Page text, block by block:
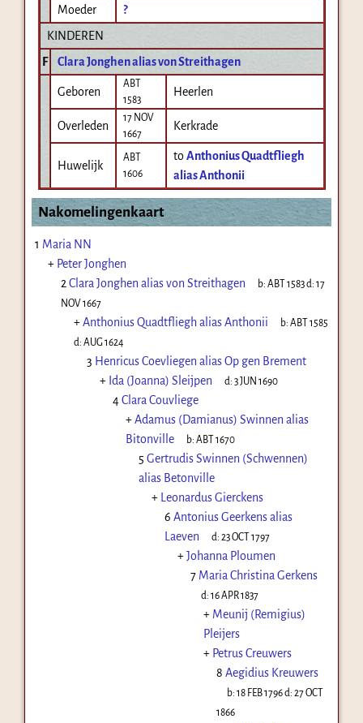
Moeder
?
KINDEREN
F
Clara Jonghen alias von Streithagen
Geboren
ABT
1583
Heerlen
Overleden
17 NOV
1667
Kerkrade
Huwelijk
ABT
1606
toAnthonius Quadtfliegh
alias Anthonii
Nakomelingenkaart
1 Maria NN
+ Peter Jonghen
2 Clara Jonghen alias von Streithagen b:ABT 1583d:17
NOV 1667
+Anthonius Quadtfliegh alias Anthonii b:ABT 1585
d: AUG 1624
3 Henricus Coevliegen alias Op gen Brement
+ Ida (Joanna) Sleijpen d:3 JUN 1690
4Clara Couvliege
+Adamus (Damianus) Swinnen alias
Bitonville
b:ABT 1670
5 Gertrudis Swinnen (Schwennen)
alias Betonville
+ Leonardus Gierckens
6 Antonius Geerkens alias
Laeven
d:23 OCT 1797
+Johanna Ploumen
7 Maria Christina Gerkens
d:16 APR 1837
+ Meunij (Remigius)
Pleijers
+ Petrus Creuwers
8 Aegidius Kreuwers
b:18 FEB 1796d:27 OCT
1866